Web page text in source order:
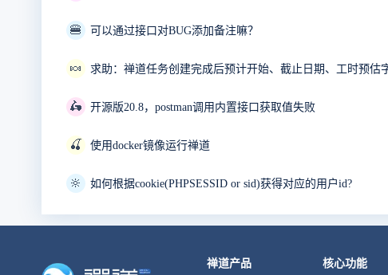
🍔 可以通过接口对BUG添加备注嘛？
🍬
🛵 开源版20.8，postman调用内置接口获取值失败
🍒 使用docker镜像运行禅道
🔆 如何根据cookie(PHPSESSID or sid)获得对应的用户id?
禅道产品 核心功能